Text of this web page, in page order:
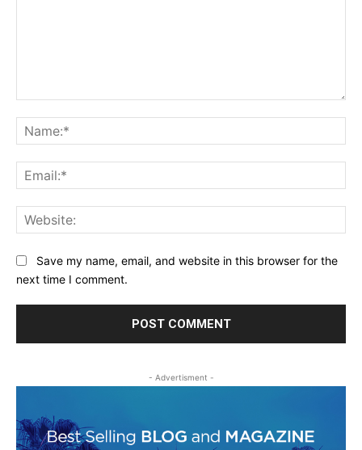
Save my name, email, and website in this browser for the
next time I comment.
- Advertisment -